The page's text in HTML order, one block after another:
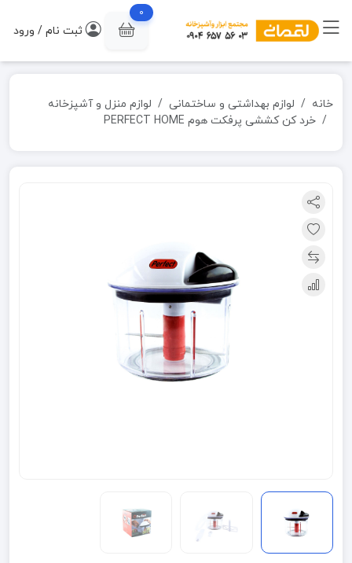
0
ثبت نام / ورود
خانه لوازم بهداشتی و ساختمانی
لوازم منزل و آشپزخانه
خرد کن کششی پرفکت هوم PERFECT HOME